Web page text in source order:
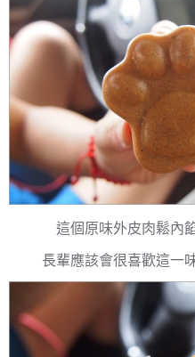
這個原味外皮肉鬆內
長輩應該會很喜歡這一